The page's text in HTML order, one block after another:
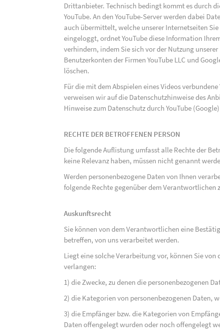
Drittanbieter. Technisch bedingt kommt es durch
YouTube. An den YouTube-Server werden dabei
auch übermittelt, welche unserer Internetseiten
eingeloggt, ordnet YouTube diese Information
verhindern, indem Sie sich vor der Nutzung
Benutzerkonten der Firmen YouTube LLC und
löschen.
Für die mit dem Abspielen eines Videos
verweisen wir auf die Datenschutzhinweise des
Hinweise zum Datenschutz durch YouTube
RECHTE DER BETROFFENEN PERSON
Die folgende Auflistung umfasst alle Rechte der
keine Relevanz haben, müssen nicht genannt
Werden personenbezogene Daten von Ihnen
folgende Rechte gegenüber dem Verantwortlichen
Auskunftsrecht
Sie können von dem Verantwortlichen eine
betreffen, von uns verarbeitet werden.
Liegt eine solche Verarbeitung vor, können Sie
verlangen:
1) die Zwecke, zu denen die personenbezogenen
2) die Kategorien von personenbezogenen Daten,
3) die Empfänger bzw. die Kategorien von
Daten offengelegt wurden oder noch offengelegt